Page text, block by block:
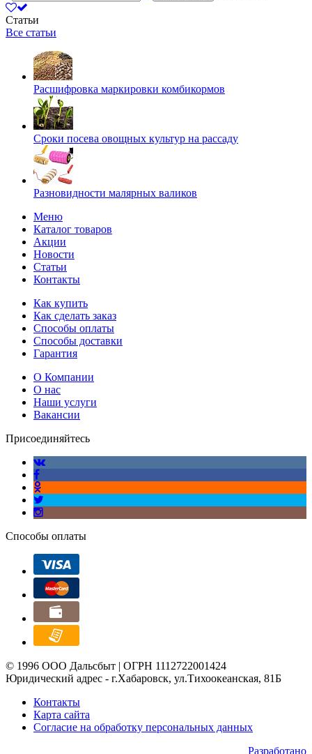
Статьи
Все статьи
Расшифровка маркировки комбикормов
Сроки посева овощных культур на рассаду
Разновидности малярных валиков
Меню
Каталог товаров
Акции
Новости
Статьи
Контакты
Как купить
Как сделать заказ
Способы оплаты
Способы доставки
Гарантия
О Компании
О нас
Наши услуги
Вакансии
Присоединяйтесь
Способы оплаты
© 1996 ООО Дальсбыт | ОГРН 1112722001424
Юридический адрес - г.Хабаровск, ул.Тихоокеанская, 81Б
Контакты
Карта сайта
Согласие на обработку персональных данных
Разработано